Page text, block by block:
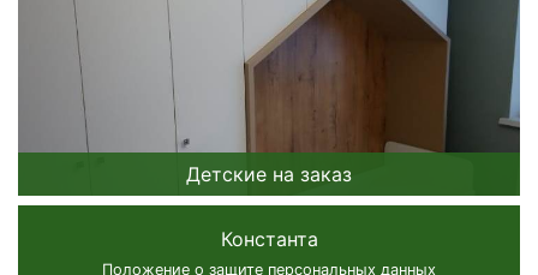
Детские на заказ
Константа
Положение о защите персональных данных